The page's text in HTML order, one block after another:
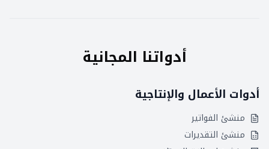
أدواتنا المجانية
أدوات الأعمال والإنتاجية
منشئ الفواتير
منشئ التقديرات